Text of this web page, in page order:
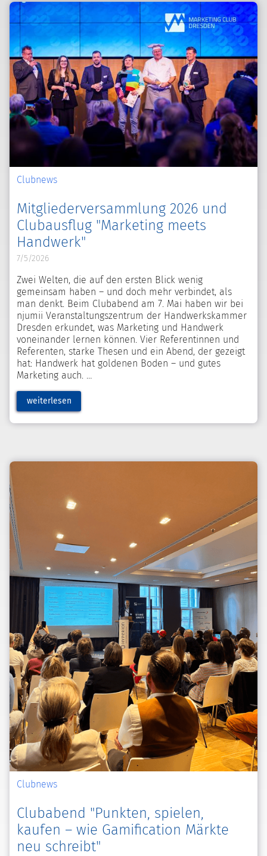
Clubnews
Mitgliederversammlung 2026 und
Clubausflug "Marketing meets
Handwerk"
7/5/2026
Zwei Welten, die auf den ersten Blick wenig
gemeinsam haben – und doch mehr verbindet, als
man denkt. Beim Clubabend am 7. Mai haben wir bei
njumii Veranstaltungszentrum der Handwerkskammer
Dresden erkundet, was Marketing und Handwerk
voneinander lernen können. Vier Referentinnen und
Referenten, starke Thesen und ein Abend, der gezeigt
hat: Handwerk hat goldenen Boden – und gutes
Marketing auch.
weiterlesen
Clubnews
Clubabend "Punkten, spielen,
kaufen – wie Gamification Märkte
neu schreibt"